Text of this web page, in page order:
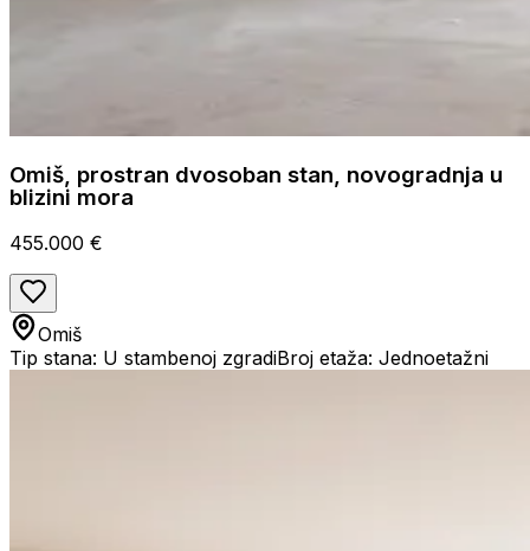
Omiš, prostran dvosoban stan, novogradnja u
blizini mora
455.000 €
Omiš
Tip stana: U stambenoj zgradiBroj etaža: Jednoetažni